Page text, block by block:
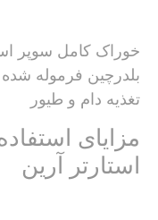
خوراک کامل سوپر
بلدرچین فرموله
تغذیه دام و طیور
مزایای
استارتر آرین